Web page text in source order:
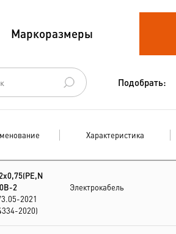
управления
Маркоразмеры
Подобрать:
Характеристика
2
2021
2020)
Электрокабель